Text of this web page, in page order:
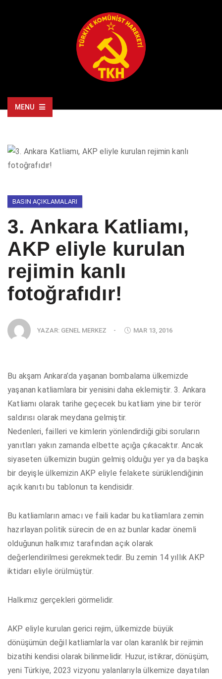
MENU
BASIN AÇIKLAMALARI
3. Ankara Katliamı,
AKP eliyle kurulan
rejimin kanlı
fotoğrafıdır!
YAZAR: GENEL MERKEZ - MAR 13, 2016
Bu akşam Ankara’da yaşanan bombalama ülkemizde
yaşanan katliamlara bir yenisini daha eklemiştir. 3. Ankara
Katliamı olarak tarihe geçecek bu katliam yine bir terör
saldırısı olarak meydana gelmiştir.
Nedenleri, failleri ve kimlerin yönlendirdiği gibi soruların
yanıtları yakın zamanda elbette açığa çıkacaktır. Ancak
siyaseten ülkemizin bugün gelmiş olduğu yer ya da başka
bir deyişle ülkemizin AKP eliyle felakete sürüklendiğinin
açık kanıtı bu tablonun ta kendisidir.
Bu katliamların amacı ve faili kadar bu katliamlara zemin
hazırlayan politik sürecin de en az bunlar kadar önemli
olduğunun halkımız tarafından açık olarak
değerlendirilmesi gerekmektedir. Bu zemin 14 yıllık AKP
iktidarı eliyle örülmüştür.
Halkımız gerçekleri görmelidir.
AKP eliyle kurulan gerici rejim, ülkemizde büyük
dönüşümün değil katliamlarla var olan karanlık bir rejimin
bizatihi kendisi olarak bilinmelidir. Huzur, istikrar, dönüşüm,
yeni Türkiye, 2023 vizyonu yalanlarıyla ülkemize dayatılan